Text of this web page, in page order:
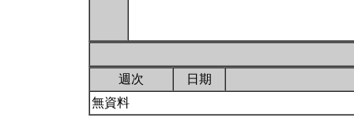
週次
日期
無資料